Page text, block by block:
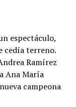
espectáculo,
cedía terreno.
Ramírez
Ana María
campeona